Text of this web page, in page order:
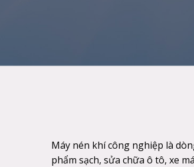
Máy nén khí công nghiệp là
phẩm sạch, sửa chữa ô tô, xe